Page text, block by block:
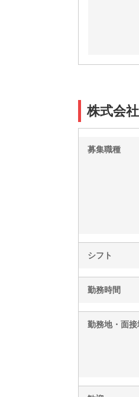
株式会
募集職種
シフト
勤務時間
勤務地・面接